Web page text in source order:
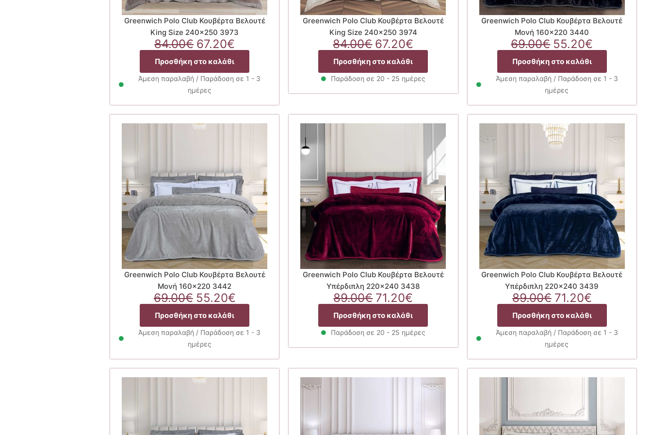
Greenwich Polo Club Κουβέρτα Βελουτέ
King Size 240×250 3973
84.00€ Original
price
was:
84.00€.
67.20€
τρέχουσα
είναι:
Προσθήκη στο καλάθι
Άμεση παραλαβή / Παράδοση σε 1 - 3
ημέρες
Greenwich Polo Club Κουβέρτα Βελουτέ
King Size 240×250 3974
84.00€ Original
price
was:
84.00€.
67.20€
τρέχουσα
είναι:
67.20€.
Προσθήκη στο καλάθι
Παράδοση σε 20 - 25 ημέρες
Greenwich Polo Club Κουβέρτα Βελουτέ
Μονή 160×220 3440
69.00€ Original
price
was:
69.00€.
55.20€
τρέχουσα
είναι:
Προσθήκη στο καλάθι
Άμεση παραλαβή / Παράδοση σε 1 - 3
ημέρες
Greenwich Polo Club Κουβέρτα Βελουτέ
Μονή 160×220 3442
69.00€ Original
price
was:
69.00€.
55.20€Η
τρέχουσα
είναι:
Προσθήκη στο καλάθι
Άμεση παραλαβή / Παράδοση σε 1 - 3
ημέρες
Greenwich Polo Club Κουβέρτα Βελουτέ
Υπέρδιπλη 220×240 3438
89.00€ Original
price
was:
89.00€.
71.20€
τρέχουσα
τιμή
είναι:
71.20€.
Προσθήκη στο καλάθι
Παράδοση σε 20 - 25 ημέρες
Greenwich Polo Club Κουβέρτα Βελουτέ
Υπέρδιπλη 220×240 3439
89.00€ Original
price
was:
89.00€.
71.20€Η
τρέχουσα
τιμή
είναι:
Προσθήκη στο καλάθι
Άμεση παραλαβή / Παράδοση σε 1 - 3
ημέρες